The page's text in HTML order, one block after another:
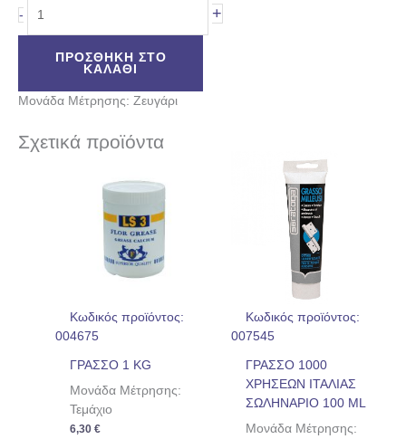
- +
ΠΡΟΣΘΉΚΗ ΣΤΟ
ΚΑΛΆΘΙ
Μονάδα Μέτρησης: Ζευγάρι
Σχετικά προϊόντα
Κωδικός προϊόντος:
004675
ΓΡΑΣΣΟ 1 KG
Μονάδα Μέτρησης:
Τεμάχιο
6,30€
Κωδικός προϊόντος:
007545
ΓΡΑΣΣΟ 1000
ΧΡΗΣΕΩΝ ΙΤΑΛΙΑΣ
ΣΩΛΗΝΑΡΙΟ 100 ML
Μονάδα Μέτρησης: